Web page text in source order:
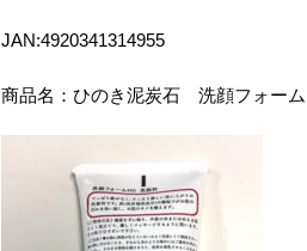
JAN:4920341314955
商品名：ひのき泥炭石 洗顔フォー